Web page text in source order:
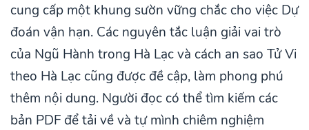
cung cấp một khung sườn vững chắc cho việc Dự
đoán vận hạn. Các nguyên tắc luận giải vai trò
của Ngũ Hành trong Hà Lạc và cách an sao Tử Vi
theo Hà Lạc cũng được đề cập, làm phong phú
thêm nội dung. Người đọc có thể tìm kiếm các
bản PDF để tải về và tự mình chiêm nghiệm